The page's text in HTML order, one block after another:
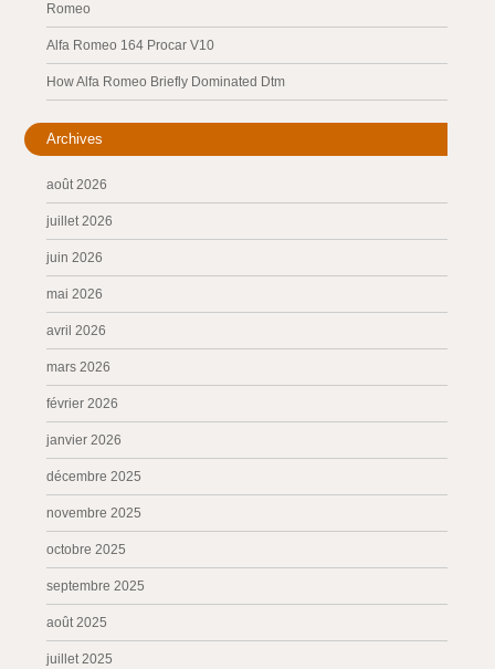
Romeo
Alfa Romeo 164 Procar V10
How Alfa Romeo Briefly Dominated Dtm
Archives
août 2026
juillet 2026
juin 2026
mai 2026
avril 2026
mars 2026
février 2026
janvier 2026
décembre 2025
novembre 2025
octobre 2025
septembre 2025
août 2025
juillet 2025